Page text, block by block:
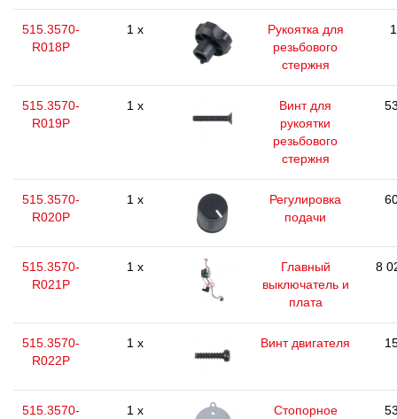
515.3570-
R018P
1 x
Рукоятка для
резьбового
стержня
515.3570-
R019P
1 x
Винт для
рукоятки
резьбового
стержня
515.3570-
R020P
1 x
Регулировка
подачи
515.3570-
R021P
1 x
Главный
выключатель и
плата
8
515.3570-
R022P
1 x Винт двигателя
515.3570-
1 x
Стопорное